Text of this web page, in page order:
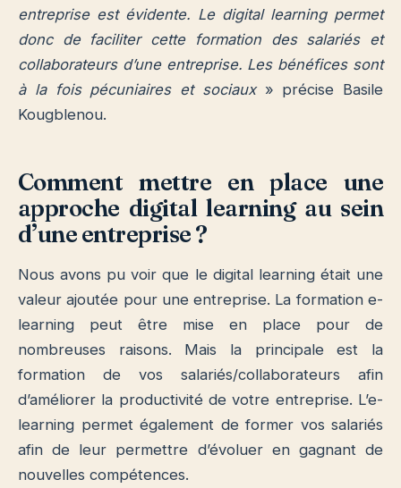
entreprise est évidente. Le digital learning permet
donc de faciliter cette formation des salariés et
collaborateurs d’une entreprise. Les bénéfices sont
à la fois pécuniaires et sociaux» précise Basile
Kougblenou.
Comment mettre en place une
approche digital learning au sein
d’une entreprise ?
Nous avons pu voir que le digital learning était une
valeur ajoutée pour une entreprise. La formation e-
learning peut être mise en place pour de
nombreuses raisons. Mais la principale est la
formation de vos salariés/collaborateurs afin
d’améliorer la productivité de votre entreprise. L’e-
learning permet également de former vos salariés
afin de leur permettre d’évoluer en gagnant de
nouvelles compétences.